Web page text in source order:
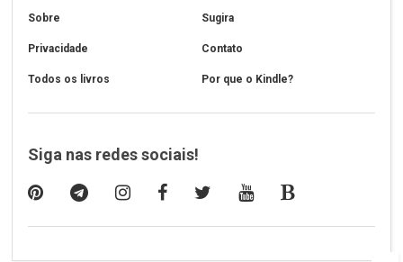
Sobre Sugira
Privacidade Contato
Todos os livros Por que o Kindle?
Siga nas redes sociais!